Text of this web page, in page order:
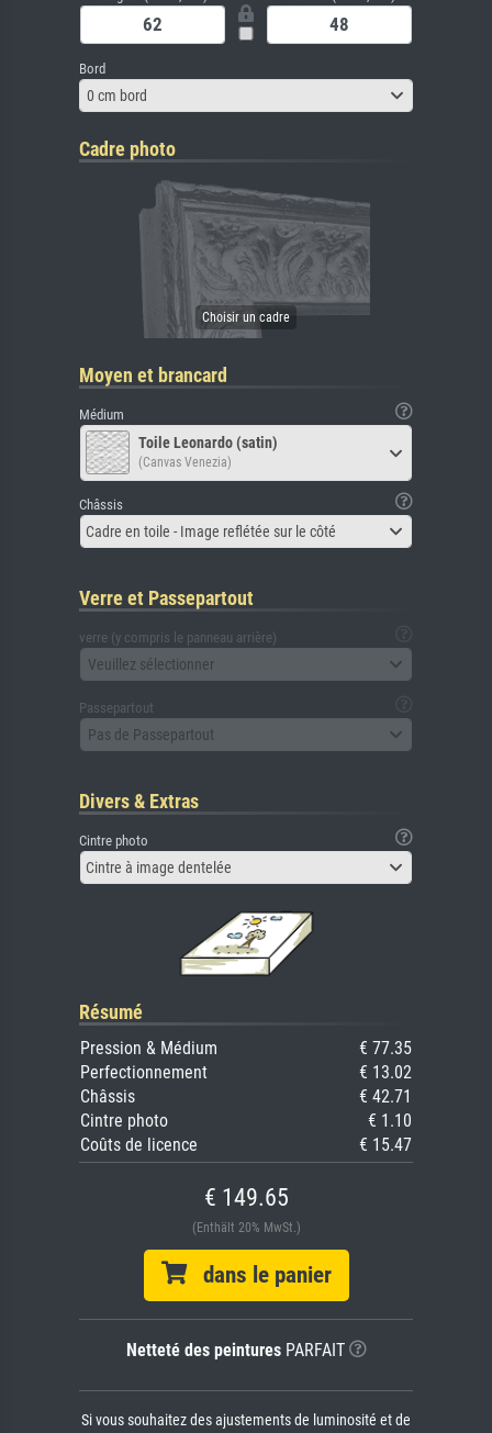
Bord
0 cm bord
Cadre photo
Moyen et brancard
Médium
Toile Leonardo (satin)
(Canvas Venezia)
Châssis
Cadre en toile - Image reflétée sur le côté
Verre et Passepartout
verre (y compris le panneau arrière)
Veuillez sélectionner
Passepartout
Pas de Passepartout
Divers & Extras
Cintre photo
Cintre à image dentelée
Résumé
Pression & Médium
€ 77.35
Perfectionnement
€ 13.02
Châssis
€ 42.71
Cintre photo
€ 1.10
Coûts de licence
€ 15.47
€ 149.65
(Enthält 20% MwSt.)
dans le panier
Netteté des peinturesPARFAIT
Si vous souhaitez des ajustements de luminosité et de